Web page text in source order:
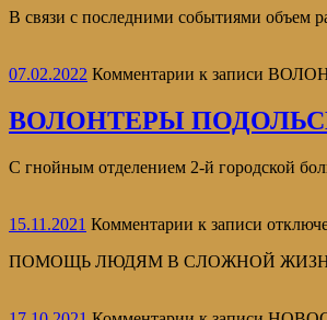
В связи с последними событиями
07.02.2022 Комментарии к записи
ВОЛОНТЕРЫ
С гнойным отделением 2-й городской
15.11.2021 Комментарии к записи
ПОМОЩЬ ЛЮДЯМ В СЛОЖНОЙ ЖИЗНЕННОЙ